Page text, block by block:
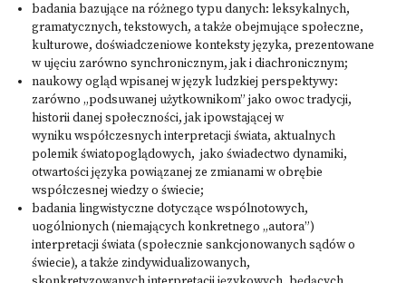
badania bazujące na różnego typu danych: leksykalnych,
gramatycznych, tekstowych, a także obejmujące społeczne,
kulturowe, doświadczeniowe konteksty języka, prezentowane
w ujęciu zarówno synchronicznym, jak i diachronicznym;
naukowy ogląd wpisanej w język ludzkiej perspektywy:
zarówno „podsuwanej użytkownikom” jako owoc tradycji,
historii danej społeczności, jak ipowstającej w
wyniku współczesnych interpretacji świata, aktualnych
polemik światopoglądowych, jako świadectwo dynamiki,
otwartości języka powiązanej ze zmianami w obrębie
współczesnej wiedzy o świecie;
badania lingwistyczne dotyczące wspólnotowych,
uogólnionych (niemających konkretnego „autora”)
interpretacji świata (społecznie sankcjonowanych sądów o
świecie), a także zindywidualizowanych,